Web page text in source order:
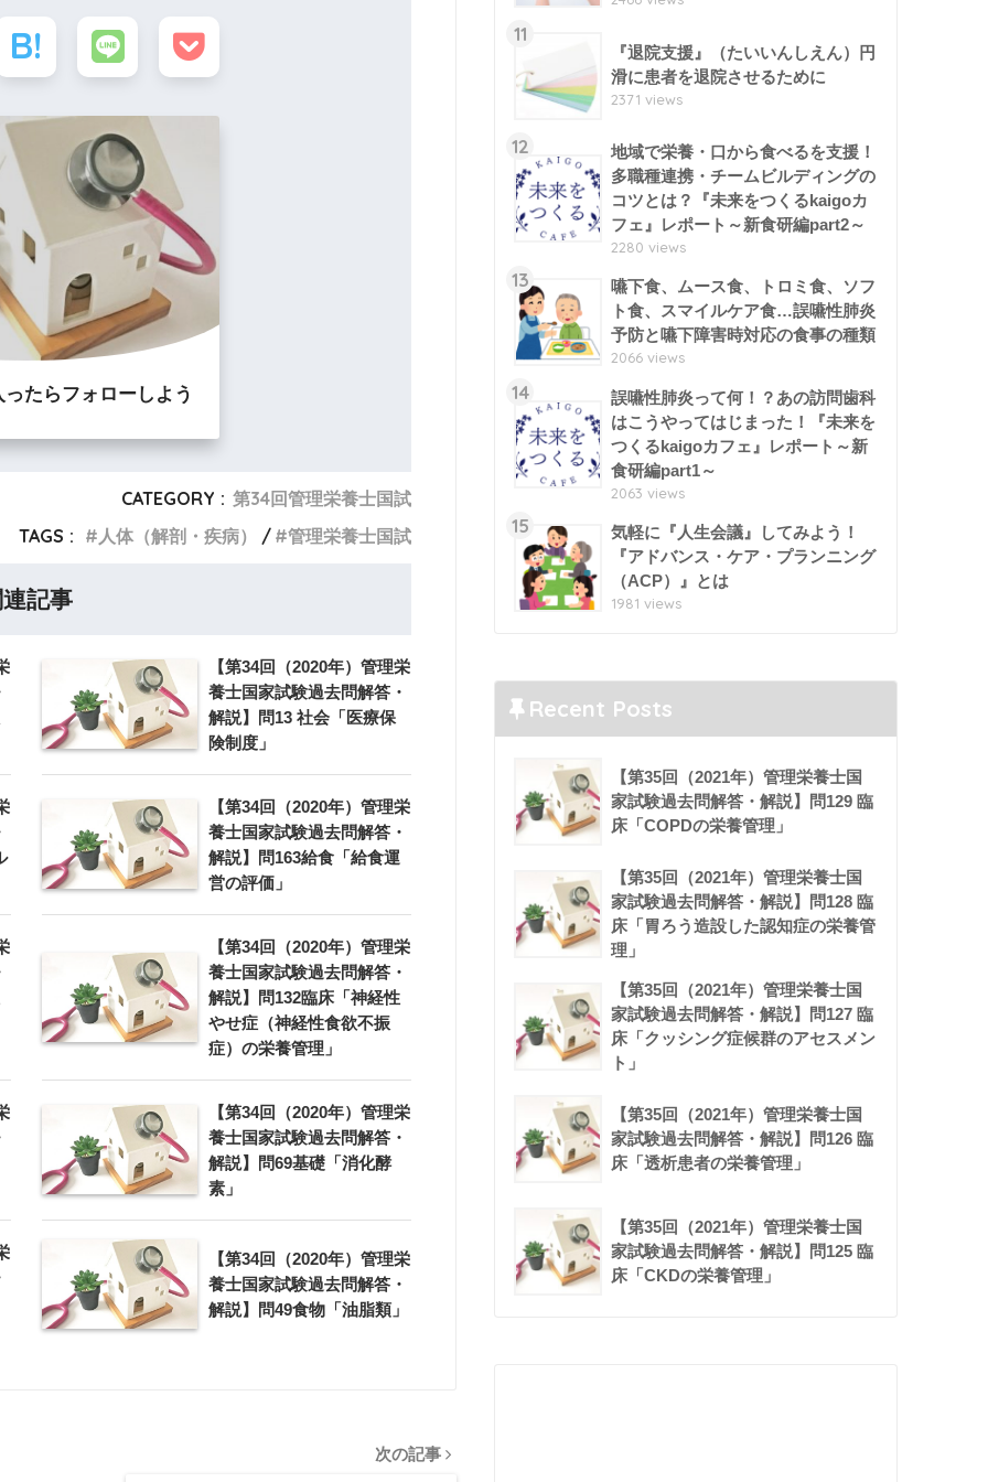
たらフォローしよう
CATEGORY : 第34回管理栄養士国試
TAGS :
人体（解剖・疾病） 管理栄養士国試
記事
【第34回（2020年）管理栄
養士国家試験過去問解答・
解説】問13 社会「医療保
険制度」
【第34回（2020年）管理栄
養士国家試験過去問解答・
解説】問163給食「給食運
営の評価」
【第34回（2020年）管理栄
養士国家試験過去問解答・
解説】問132臨床「神経性
やせ症（神経性食欲不振
症）の栄養管理」
【第34回（2020年）管理栄
養士国家試験過去問解答・
解説】問69基礎「消化酵
素」
【第34回（2020年）管理栄
養士国家試験過去問解答・
解説】問49食物「油脂類」
次の記事
11
『退院支援』（たいいんしえん）円
滑に患者を退院させるために
2371 views
12
地域で栄養・口から食べるを支援！
多職種連携・チームビルディングの
コツとは？『未来をつくるkaigoカ
フェ』レポート～新食研編part2～
2280 views
13
嚥下食、ムース食、トロミ食、ソフ
ト食、スマイルケア食…誤嚥性肺炎
予防と嚥下障害時対応の食事の種類
2066 views
14
誤嚥性肺炎って何！？あの訪問歯科
はこうやってはじまった！『未来を
つくるkaigoカフェ』レポート～新
食研編part1～
2063 views
15
気軽に『人生会議』してみよう！
『アドバンス・ケア・プランニング
（ACP）』とは
1981 views
Recent Posts
【第35回（2021年）管理栄養士国
家試験過去問解答・解説】問129 臨
床「COPDの栄養管理」
【第35回（2021年）管理栄養士国
家試験過去問解答・解説】問128 臨
床「胃ろう造設した認知症の栄養管
理」
【第35回（2021年）管理栄養士国
家試験過去問解答・解説】問127 臨
床「クッシング症候群のアセスメン
ト」
【第35回（2021年）管理栄養士国
家試験過去問解答・解説】問126 臨
床「透析患者の栄養管理」
【第35回（2021年）管理栄養士国
家試験過去問解答・解説】問125 臨
床「CKDの栄養管理」